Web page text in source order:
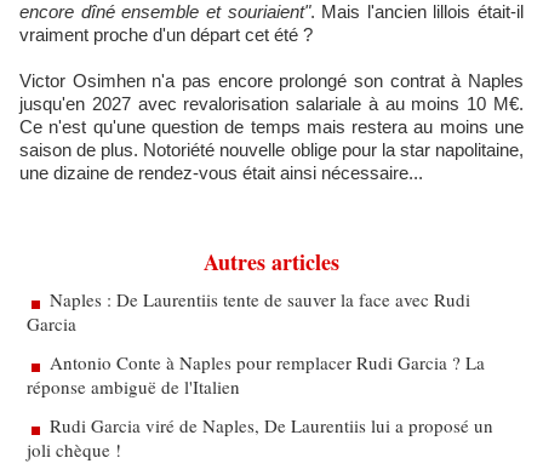
encore dîné ensemble et souriaient". Mais l'ancien lillois était-il
vraiment proche d'un départ cet été ?
Victor Osimhen n'a pas encore prolongé son contrat à Naples
jusqu'en 2027 avec revalorisation salariale à au moins 10 M€.
Ce n'est qu'une question de temps mais restera au moins une
saison de plus. Notoriété nouvelle oblige pour la star napolitaine,
une dizaine de rendez-vous était ainsi nécessaire...
Autres articles
Naples : De Laurentiis tente de sauver la face avec Rudi
Garcia
Antonio Conte à Naples pour remplacer Rudi Garcia ? La
réponse ambiguë de l'Italien
Rudi Garcia viré de Naples, De Laurentiis lui a proposé un
joli chèque !